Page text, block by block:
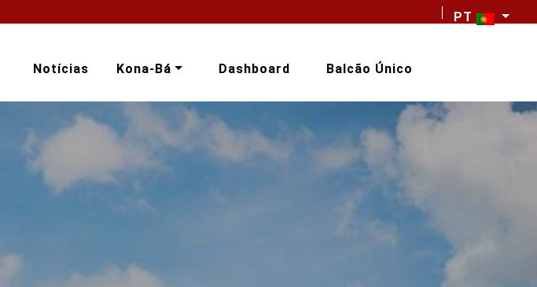
PT
Notícias Kona-Bá Dashboard Balcão Único